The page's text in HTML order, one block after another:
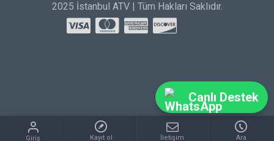
2025 İstanbul ATV | Tüm Hakları Saklıdır.
Giriş Kayıt ol İletişim Ara
Canlı Destek